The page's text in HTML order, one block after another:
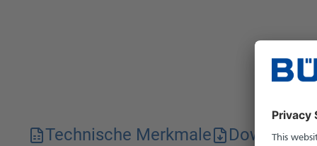
Technische Merkmale Downloads